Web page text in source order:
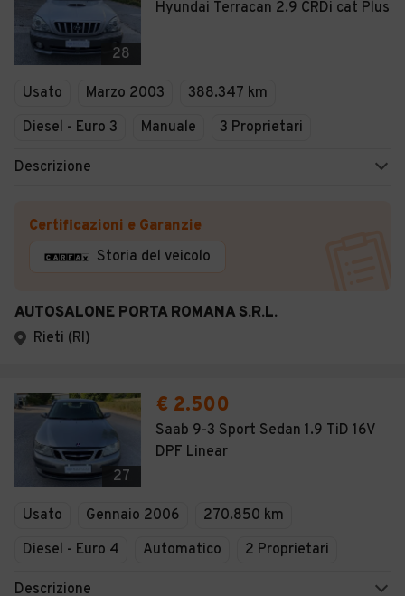
28
Hyundai Terracan 2.9 CRDi cat Plus
Usato Marzo 2003
388.347 km
Diesel - Euro 3
Manuale 3 Proprietari
Descrizione
Certificazioni e Garanzie
Storia del veicolo
AUTOSALONE PORTA ROMANA S.R.L.
Rieti (RI)
27
€ 2.500
Saab 9-3 Sport Sedan 1.9 TiD 16V
DPF Linear
Usato Gennaio 2006
270.850 km
Diesel - Euro 4
Automatico 2 Proprietari
Descrizione